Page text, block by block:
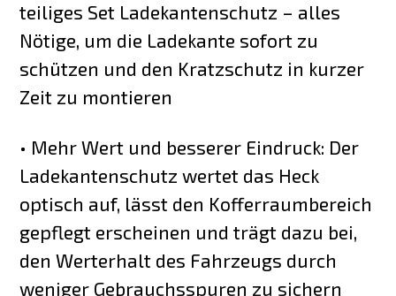
teiliges Set Ladekantenschutz – alles
Nötige, um die Ladekante sofort zu
schützen und den Kratzschutz in kurzer
Zeit zu montieren
• Mehr Wert und besserer Eindruck: Der
Ladekantenschutz wertet das Heck
optisch auf, lässt den Kofferraumbereich
gepflegt erscheinen und trägt dazu bei,
den Werterhalt des Fahrzeugs durch
weniger Gebrauchsspuren zu sichern